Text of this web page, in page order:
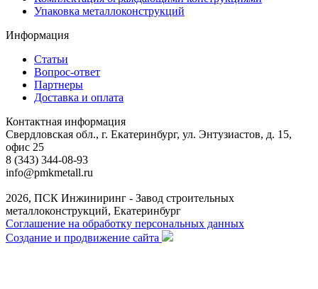
Упаковка металлоконструкций
Информация
Статьи
Вопрос-ответ
Партнеры
Доставка и оплата
Контактная информация
Свердловская обл., г. Екатеринбург, ул. Энтузиастов, д. 15,
офис 25
8 (343) 344-08-93
info@pmkmetall.ru
2026, ПСК Инжиниринг - Завод строительных
металлоконструкций, Екатеринбург
Соглашение на обработку персональных данных
Создание и продвижение сайта